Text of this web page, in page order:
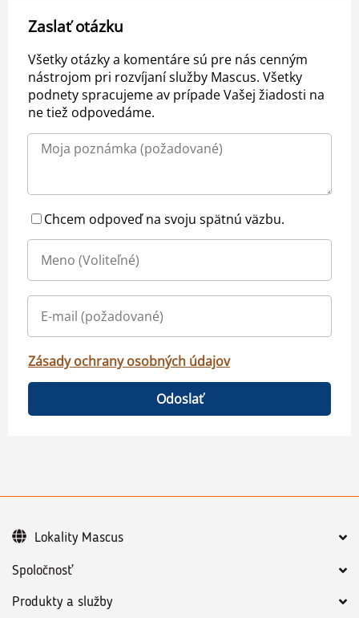
Zaslať otázku
Všetky otázky a komentáre sú pre nás cenným
nástrojom pri rozvíjaní služby Mascus. Všetky
podnety spracujeme av prípade Vašej žiadosti na
ne tiež odpovedáme.
Chcem odpoveď na svoju spätnú väzbu.
Zásady ochrany osobných údajov
Odoslať
Spoločnosť
Produkty a služby
Lokality Mascus